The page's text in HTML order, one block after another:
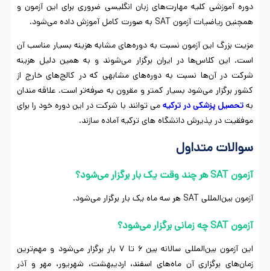
دوره آموزشی کلیه مهارت‌های زبان انگلیسی ضروری برای این آزمون و
همچنین ریاضیات آزمون SAT به صورت کامل آموزش داده می‌شود.
مزیت بزرگ این آزمون نسبت به دوره‌های مشابه هزینه بسیار مناسب آن
است. این کلاس‌ها در ایران برگزار می‌شوند و به همین دلیل هزینه
شرکت در آن‌ها نسبت به دوره‌های مشابهی که در کالج‌های خارج از
کشور برگزار می‌شود بسیار کمتر و مقرون به صرفه‌تر است. علاقه مندان
بهتحصیل پزشکی در ترکیه می توانند با شرکت در این دوره خود را برای
موفقیت در پذیرش دانشگاه های ترکیه آماده سازند.
سوالات متداول
آزمون SAT هر چند وقت یک بار برگزار می‌شود؟
آزمون بین‌المللی SAT هر سه ماه یک بار برگزار می‌شود.
آزمون SAT چه زمانی برگزار می‌شود؟
این آزمون بین‌المللی سالانه بین ۶ تا ۷ بار برگزار می‌شود و مهم‌ترین
زمان‌های برگزاری آن ماه‌های اسفند، اردیبهشت، شهریور، مهر و آذر